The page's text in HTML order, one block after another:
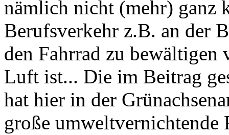
nämlich nicht (mehr) ganz
Berufsverkehr z.B. an der
den Fahrrad zu bewältigen
Luft ist... Die im Beitrag
hat hier in der
große umweltvernichtende